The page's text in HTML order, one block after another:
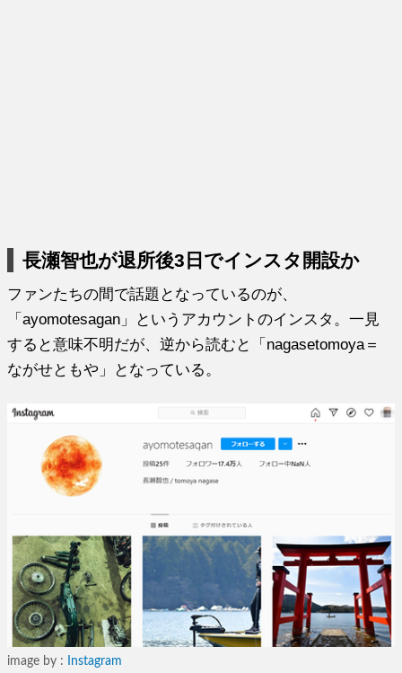
長瀬智也が退所後3日でインスタ開設か
ファンたちの間で話題となっているのが、
「ayomotesagan」というアカウントのインスタ。一見
すると意味不明だが、逆から読むと「nagasetomoya＝
ながせともや」となっている。
image by : Instagram